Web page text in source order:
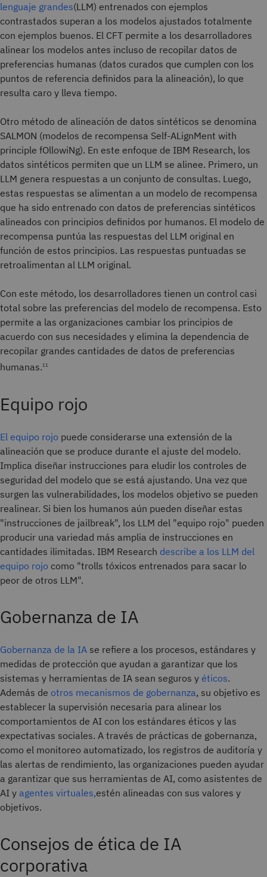
lenguaje grandes(LLM) entrenados con ejemplos
contrastados superan a los modelos ajustados totalmente
con ejemplos buenos. El CFT permite a los desarrolladores
alinear los modelos antes incluso de recopilar datos de
preferencias humanas (datos curados que cumplen con los
puntos de referencia definidos para la alineación), lo que
resulta caro y lleva tiempo.
Otro método de alineación de datos sintéticos se denomina
SALMON (modelos de recompensa Self-ALignMent with
principle fOllowiNg). En este enfoque de IBM Research, los
datos sintéticos permiten que un LLM se alinee. Primero, un
LLM genera respuestas a un conjunto de consultas. Luego,
estas respuestas se alimentan a un modelo de recompensa
que ha sido entrenado con datos de preferencias sintéticos
alineados con principios definidos por humanos. El modelo de
recompensa puntúa las respuestas del LLM original en
función de estos principios. Las respuestas puntuadas se
retroalimentan al LLM original.
Con este método, los desarrolladores tienen un control casi
total sobre las preferencias del modelo de recompensa. Esto
permite a las organizaciones cambiar los principios de
acuerdo con sus necesidades y elimina la dependencia de
recopilar grandes cantidades de datos de preferencias
humanas.11
Equipo rojo
El equipo rojo puede considerarse una extensión de la
alineación que se produce durante el ajuste del modelo.
Implica diseñar instrucciones para eludir los controles de
seguridad del modelo que se está ajustando. Una vez que
surgen las vulnerabilidades, los modelos objetivo se pueden
realinear. Si bien los humanos aún pueden diseñar estas
"instrucciones de jailbreak", los LLM del "equipo rojo" pueden
producir una variedad más amplia de instrucciones en
cantidades ilimitadas. IBM Research describe a los LLM del
equipo rojo como "trolls tóxicos entrenados para sacar lo
peor de otros LLM".
Gobernanza de IA
Gobernanza de la IA se refiere a los procesos, estándares y
medidas de protección que ayudan a garantizar que los
sistemas y herramientas de IA sean seguros y éticos.
Además de otros mecanismos de gobernanza, su objetivo es
establecer la supervisión necesaria para alinear los
comportamientos de AI con los estándares éticos y las
expectativas sociales. A través de prácticas de gobernanza,
como el monitoreo automatizado, los registros de auditoría y
las alertas de rendimiento, las organizaciones pueden ayudar
a garantizar que sus herramientas de AI, como asistentes de
AI y agentes virtuales,estén alineadas con sus valores y
objetivos.
Consejos de ética de IA
corporativa